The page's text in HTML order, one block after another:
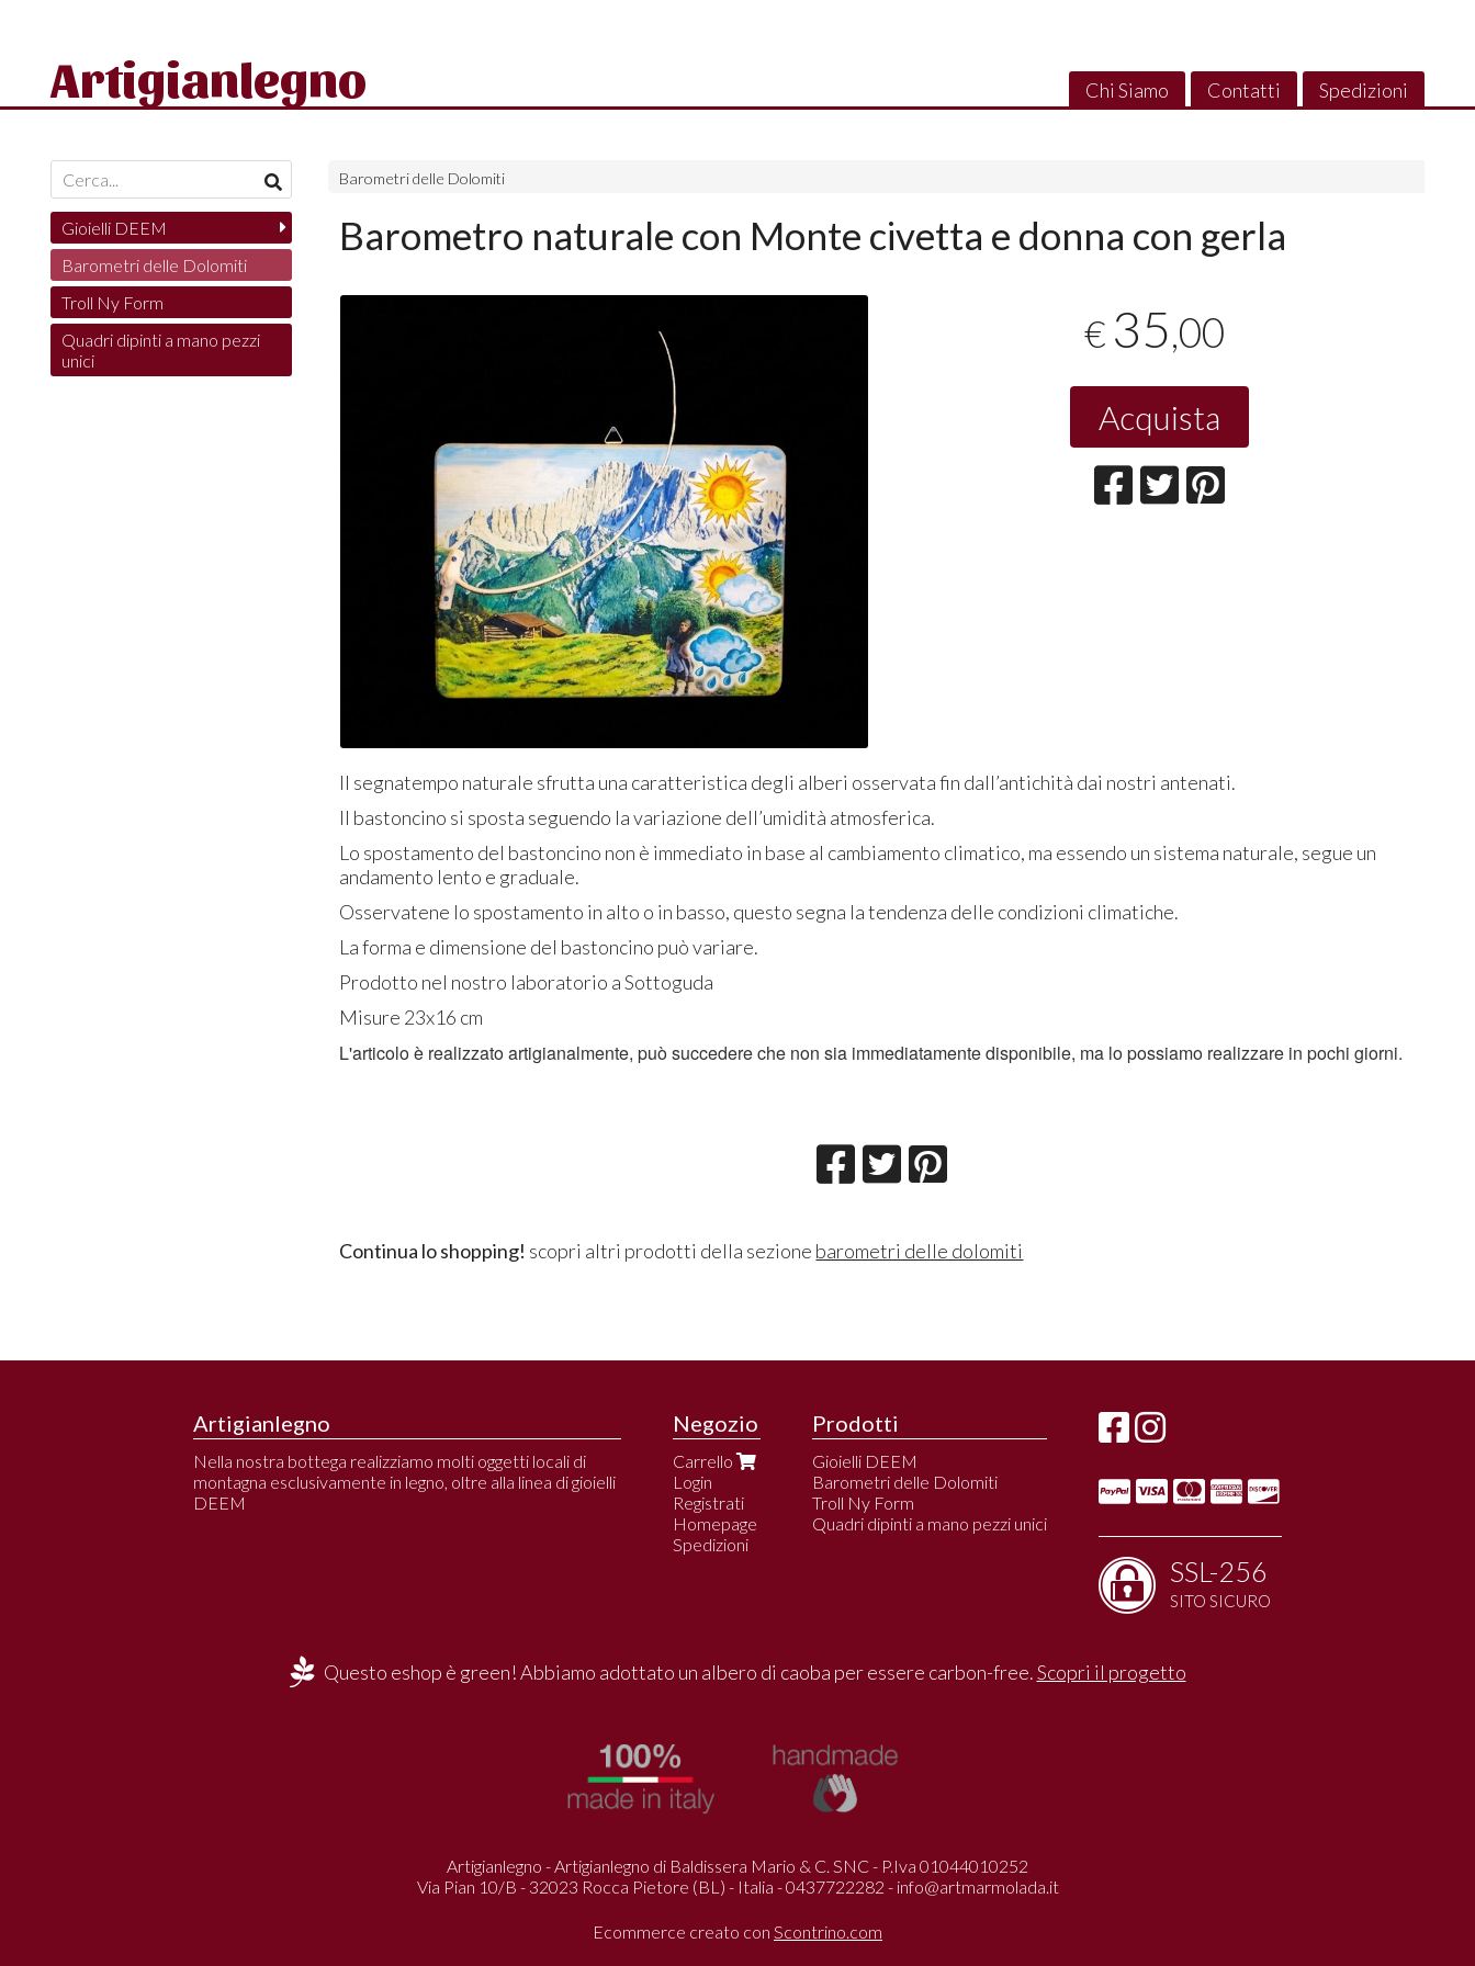
Chi Siamo Contatti Spedizioni
Artigianlegno
Barometri delle Dolomiti
Barometro naturale con Monte civetta e donna con gerla
€ 35,00
Acquista
Il segnatempo naturale sfrutta una caratteristica degli alberi osservata fin dall’antichità dai nostri antenati.
Il bastoncino si sposta seguendo la variazione dell’umidità atmosferica.
Lo spostamento del bastoncino non è immediato in base al cambiamento climatico, ma essendo un sistema naturale, segue un
andamento lento e graduale.
Osservatene lo spostamento in alto o in basso, questo segna la tendenza delle condizioni climatiche.
La forma e dimensione del bastoncino può variare.
Prodotto nel nostro laboratorio a Sottoguda
Misure 23x16 cm
L'articolo è realizzato artigianalmente, può succedere che non sia immediatamente disponibile, ma lo possiamo realizzare in pochi giorni.
Continua lo shopping! scopri altri prodotti della sezione barometri delle dolomiti
Gioielli DEEM
Barometri delle Dolomiti
Troll Ny Form
Quadri dipinti a mano pezzi
unici
Artigianlegno
Nella nostra bottega realizziamo molti oggetti locali di
montagna esclusivamente in legno, oltre alla linea di gioielli
DEEM
Negozio
Carrello
Login
Registrati
Homepage
Spedizioni
Prodotti
Gioielli DEEM
Barometri delle Dolomiti
Troll Ny Form
Quadri dipinti a mano pezzi unici
SSL-256
SITO SICURO
Questo eshop è green! Abbiamo adottato un albero di caoba per essere carbon-free.Scopri il progetto
Artigianlegno - Artigianlegno di Baldissera Mario & C. SNC - P.Iva 01044010252
Via Pian 10/B - 32023 Rocca Pietore (BL) - Italia - 0437722282 - info@artmarmolada.it
Ecommerce creato con Scontrino.com